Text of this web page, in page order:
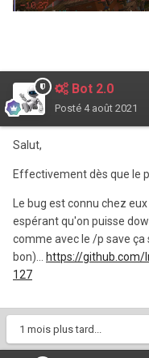
Bot 2.0
Posté 4 août 2021
Salut,
Effectivement dès que le
Le bug est connu chez
espérant qu'on puisse
comme avec le /p save ça
bon)...
https://github.com/
127
1 mois plus tard...